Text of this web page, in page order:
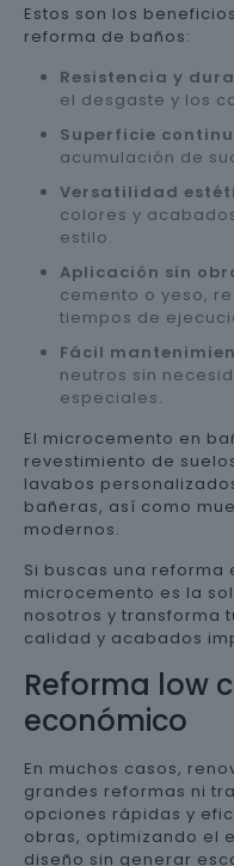
Estos son los
reforma de baños:
Resistencia y
el desgaste y los
Superficie
acumulación de
Versatilidad
colores y
estilo.
Aplicación sin
cemento o yeso,
tiempos de
Fácil
neutros sin
especiales.
El microcemento en
revestimiento de
lavabos
bañeras, así como
modernos.
Si buscas una reforma
microcemento es la
nosotros y transforma
calidad y acabados
Reforma low
económico
En muchos casos,
grandes reformas ni
opciones rápidas y
obras, optimizando el
diseño sin generar